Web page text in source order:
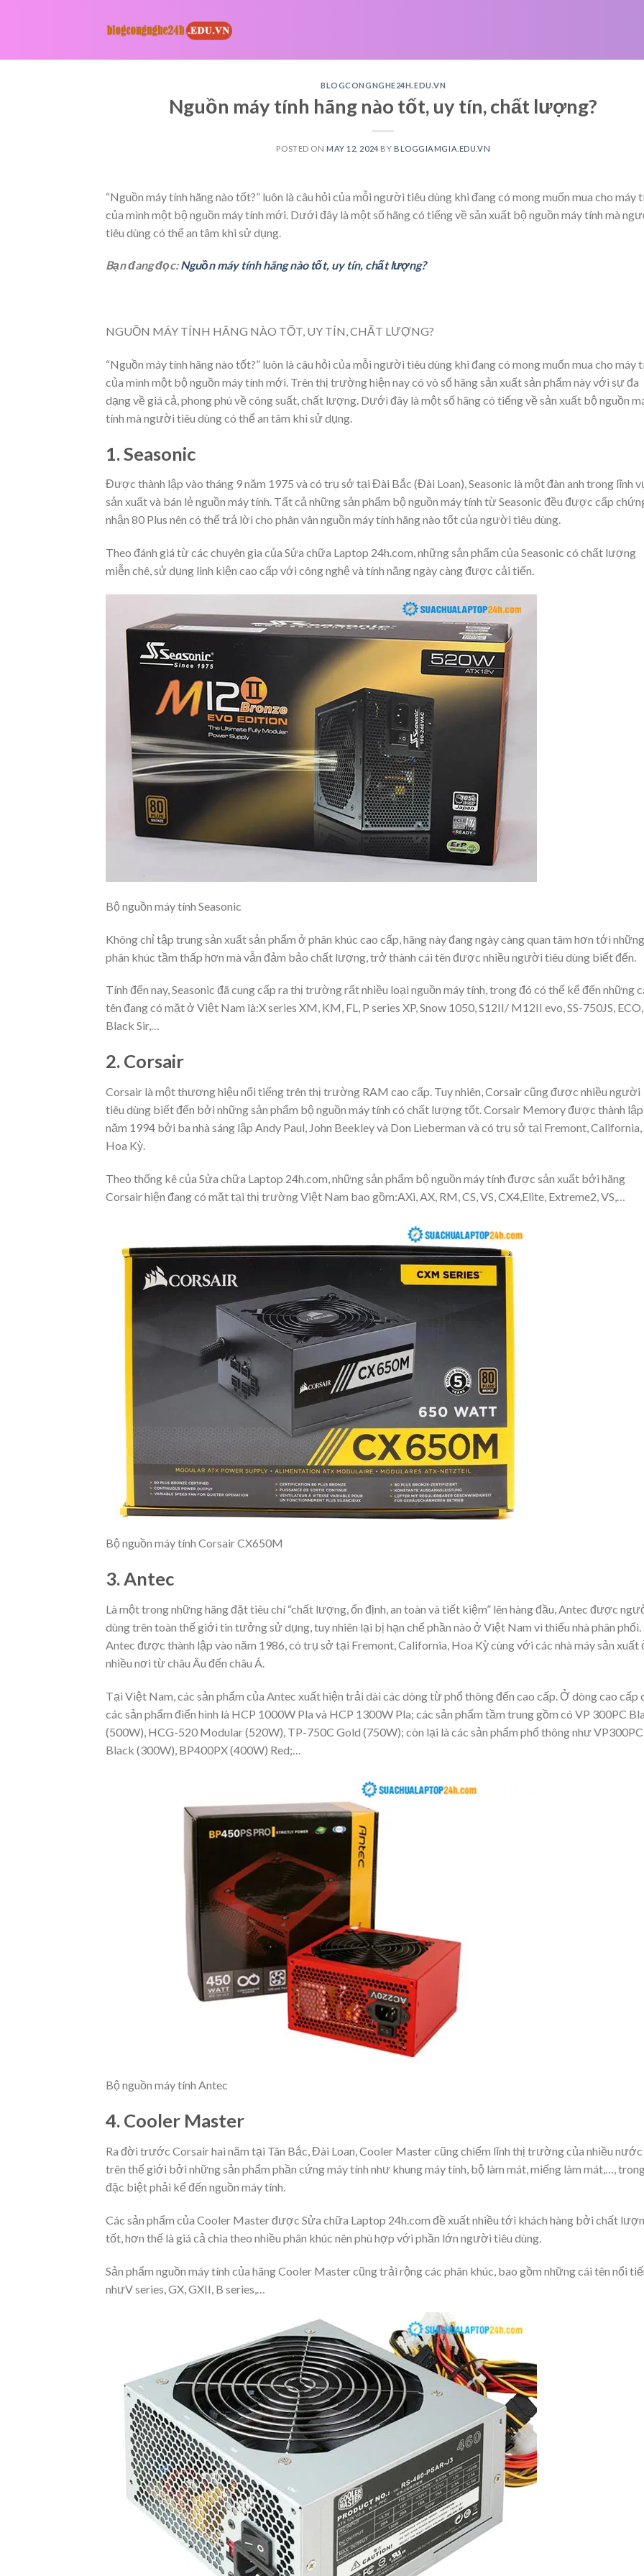
BLOGCONGNGHE24H.EDU.VN
Nguồn máy tính hãng nào tốt, uy tín, chất lượng?
POSTED ON MAY 12, 2024 BY BLOGGIAMGIA.EDU.VN
“Nguồn máy tính hãng nào tốt?” luôn là câu hỏi của mỗi người tiêu dùng khi đang có mong muốn mua cho máy
của mình một bộ nguồn máy tính mới. Dưới đây là một số hãng có tiếng về sản xuất bộ nguồn máy tính mà
tiêu dùng có thể an tâm khi sử dụng.
Bạn đang đọc:Nguồn máy tính hãng nào tốt, uy tín, chất lượng?
NGUỒN MÁY TÍNH HÃNG NÀO TỐT, UY TÍN, CHẤT LƯỢNG?
“Nguồn máy tính hãng nào tốt?” luôn là câu hỏi của mỗi người tiêu dùng khi đang có mong muốn mua cho máy
của mình một bộ nguồn máy tính mới. Trên thị trường hiện nay có vô số hãng sản xuất sản phẩm này với sự đa
dạng về giá cả, phong phú về công suất, chất lượng. Dưới đây là một số hãng có tiếng về sản xuất bộ nguồn
tính mà người tiêu dùng có thể an tâm khi sử dụng.
1. Seasonic
Được thành lập vào tháng 9 năm 1975 và có trụ sở tại Đài Bắc (Đài Loan), Seasonic là một đàn anh trong lĩnh
sản xuất và bán lẻ nguồn máy tính. Tất cả những sản phẩm bộ nguồn máy tính từ Seasonic đều được cấp
nhận 80 Plus nên có thể trả lời cho phân vân nguồn máy tính hãng nào tốt của người tiêu dùng.
Theo đánh giá từ các chuyên gia của Sửa chữa Laptop 24h.com, những sản phẩm của Seasonic có chất lượng
miễn chê, sử dụng linh kiện cao cấp với công nghệ và tính năng ngày càng được cải tiến.
Bộ nguồn máy tính Seasonic
Không chỉ tập trung sản xuất sản phẩm ở phân khúc cao cấp, hãng này đang ngày càng quan tâm hơn tới những
phân khúc tầm thấp hơn mà vẫn đảm bảo chất lượng, trở thành cái tên được nhiều người tiêu dùng biết đến.
Tính đến nay, Seasonic đã cung cấp ra thị trường rất nhiều loại nguồn máy tính, trong đó có thể kể đến những
tên đang có mặt ở Việt Nam là:X series XM, KM, FL, P series XP, Snow 1050, S12II/ M12II evo, SS-750JS, ECO,
Black Sir,…
2. Corsair
Corsair là một thương hiệu nổi tiếng trên thị trường RAM cao cấp. Tuy nhiên, Corsair cũng được nhiều người
tiêu dùng biết đến bởi những sản phẩm bộ nguồn máy tính có chất lượng tốt. Corsair Memory được thành lập
năm 1994 bởi ba nhà sáng lập Andy Paul, John Beekley và Don Lieberman và có trụ sở tại Fremont, California,
Hoa Kỳ.
Theo thống kê của Sửa chữa Laptop 24h.com, những sản phẩm bộ nguồn máy tính được sản xuất bởi hãng
Corsair hiện đang có mặt tại thị trường Việt Nam bao gồm:AXi, AX, RM, CS, VS, CX4, Elite, Extreme2, VS,…
Bộ nguồn máy tính Corsair CX650M
3. Antec
Là một trong những hãng đặt tiêu chí “chất lượng, ổn định, an toàn và tiết kiệm” lên hàng đầu, Antec được
dùng trên toàn thế giới tin tưởng sử dụng, tuy nhiên lại bị hạn chế phần nào ở Việt Nam vì thiếu nhà phân phối.
Antec được thành lập vào năm 1986, có trụ sở tại Fremont, California, Hoa Kỳ cùng với các nhà máy sản xuất
nhiều nơi từ châu Âu đến châu Á.
Tại Việt Nam, các sản phẩm của Antec xuất hiện trải dài các dòng từ phổ thông đến cao cấp. Ở dòng cao cấp
các sản phẩm điển hình là HCP 1000W Pla và HCP 1300W Pla; các sản phẩm tầm trung gồm có VP 300PC
(500W), HCG-520 Modular (520W), TP-750C Gold (750W); còn lại là các sản phẩm phổ thông như VP300PC
Black (300W), BP400PX (400W) Red;…
Bộ nguồn máy tính Antec
4. Cooler Master
Ra đời trước Corsair hai năm tại Tân Bắc, Đài Loan, Cooler Master cũng chiếm lĩnh thị trường của nhiều nước
trên thế giới bởi những sản phẩm phần cứng máy tính như khung máy tính, bộ làm mát, miếng làm mát,…,
đặc biệt phải kể đến nguồn máy tính.
Các sản phẩm của Cooler Master được Sửa chữa Laptop 24h.com đề xuất nhiều tới khách hàng bởi chất
tốt, hơn thế là giá cả chia theo nhiều phân khúc nên phù hợp với phần lớn người tiêu dùng.
Sản phẩm nguồn máy tính của hãng Cooler Master cũng trải rộng các phân khúc, bao gồm những cái tên nổi
nhưV series, GX, GXII, B series,…